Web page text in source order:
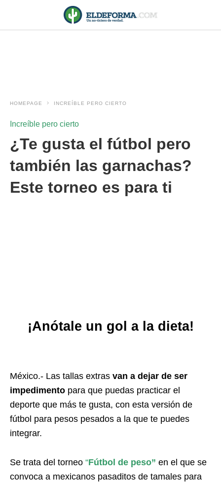
HOMEPAGE INCREÍBLE PERO CIERTO
Increíble pero cierto
¿Te gusta el fútbol pero
también las garnachas?
Este torneo es para ti
¡Anótale un gol a la dieta!
México.- Las tallas extras van a dejar de ser
impedimento para que puedas practicar el
deporte que más te gusta, con esta versión de
fútbol para pesos pesados a la que te puedes
integrar.
Se trata del torneo “Fútbol de peso” en el que se
convoca a mexicanos pasaditos de tamales para